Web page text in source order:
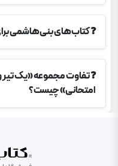
❓کتاب‌های بنی‌هاشمی
❓تفاوت مجموعه «یک تیر
امتحانی» چیست؟